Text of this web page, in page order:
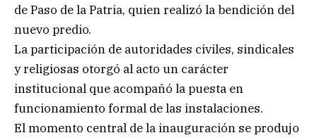
de Paso de la Patria, quien realizó la bendición del
nuevo predio.
La participación de autoridades civiles, sindicales
y religiosas otorgó al acto un carácter
institucional que acompañó la puesta en
funcionamiento formal de las instalaciones.
El momento central de la inauguración se produjo